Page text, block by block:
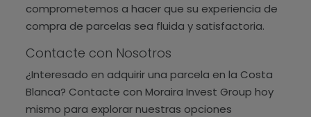
comprometemos a hacer que su experiencia de
compra de parcelas sea fluida y satisfactoria.
Contacte con Nosotros
¿Interesado en adquirir una parcela en la Costa
Blanca? Contacte con Moraira Invest Group hoy
mismo para explorar nuestras opciones